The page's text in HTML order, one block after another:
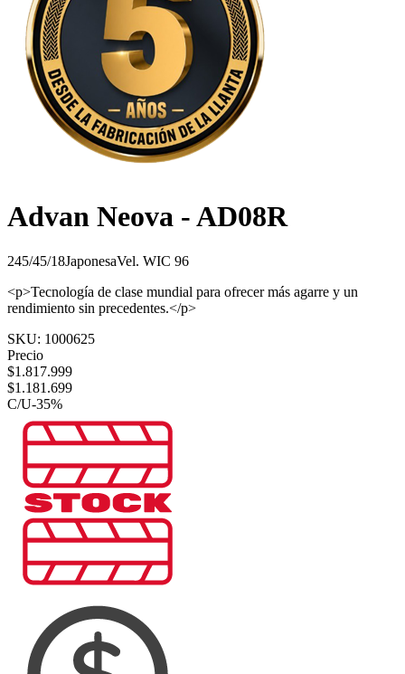
Advan Neova - AD08R
245/45/18JaponesaVel. WIC 96
<p>Tecnología de clase mundial para ofrecer más agarre y un
rendimiento sin precedentes.</p>
SKU: 1000625
Precio
$1.817.999
$1.181.699
C/U-35%